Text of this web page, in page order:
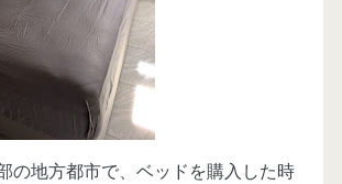
の地方都市で、ベッドを購入した時